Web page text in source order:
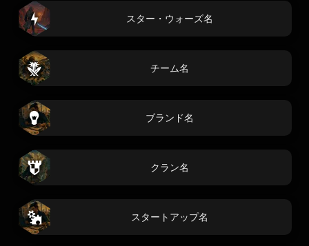
スター・ウォーズ名
チーム名
ブランド名
クラン名
スタートアップ名